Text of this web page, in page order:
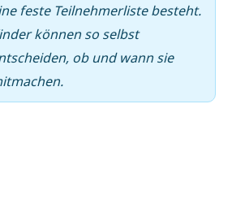
feste Teilnehmerliste besteht.
können so selbst
ob und wann sie